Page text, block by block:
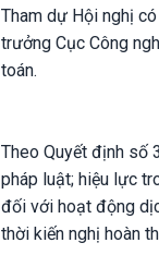
Tham dự Hội nghị
trưởng Cục Công
toán.
Theo Quyết định số
pháp luật; hiệu lực
đối với hoạt động
thời kiến nghị hoàn